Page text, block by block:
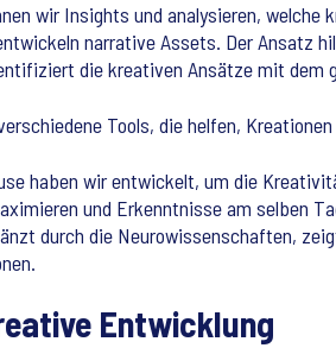
wir Insights und analysieren,
narrative Assets. Der Ansatz
die kreativen Ansätze mit dem
Tools, die helfen,
haben wir entwickelt, um die
und Erkenntnisse am selben
durch die Neurowissenschaften,
Entwicklung